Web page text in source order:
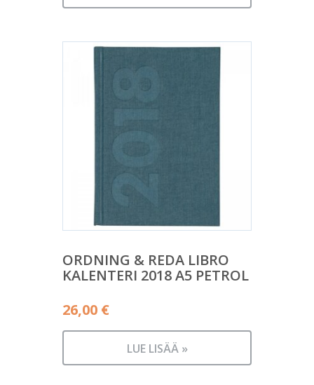
ORDNING & REDA LIBRO
KALENTERI 2018 A5 PETROL
26,00 €
LUE LISÄÄ »